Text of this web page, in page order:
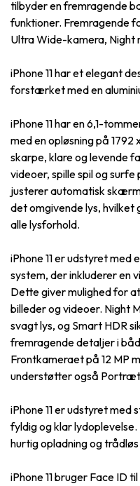
tilbyder en fremragende
funktioner. Fremragende
Ultra Wide-kamera,
iPhone 11 har et elegant
forstærket med en
iPhone 11 har en 6,1-
med en opløsning på
skarpe, klare og levende
videoer, spille spil og
justerer automatisk
det omgivende lys, hvilket
alle lysforhold.
iPhone 11 er udstyret med
system, der inkluderer en
Dette giver mulighed for
billeder og videoer. Night
svagt lys, og Smart HDR
fremragende detaljer i
Frontkameraet på 12 MP
understøtter også
iPhone 11 er udstyret
fyldig og klar
hurtig opladning og
iPhone 11 bruger Face ID